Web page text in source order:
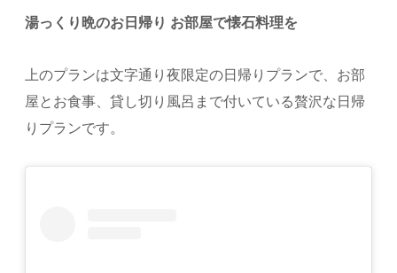
湯っくり晩のお日帰り お部屋で懐石料理を
上のプランは文字通り夜限定の日帰りプランで、お部
屋とお食事、貸し切り風呂まで付いている贅沢な日帰
りプランです。